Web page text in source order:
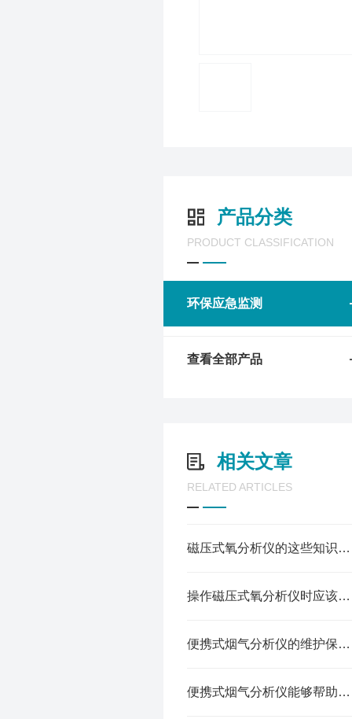
产品分类
PRODUCT CLASSIFICATION
环保应急监测
查看全部产品
相关文章
RELATED ARTICLES
磁压式氧分析仪的这些知识值得我们学习
操作磁压式氧分析仪时应该注意的几个要点
便携式烟气分析仪的维护保养你了解多少？
便携式烟气分析仪能够帮助环保部门迅速定位污染源